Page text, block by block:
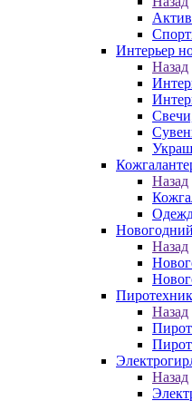
Интерьер
Назад
Назад
Назад
Назад
Назад